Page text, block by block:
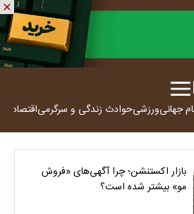
جهانیورزشیحوادث زندگی و سرگرمیاقتصاد
بازار اکستنشن؛ چرا آگهی‌های «فروش
مو» بیشتر شده است؟